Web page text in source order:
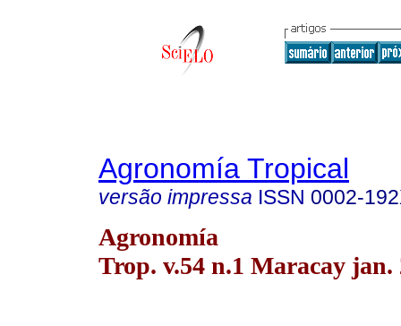
Agronomía Tropical
versão impressa ISSN 0002-
Agronomía
Trop. v.54 n.1 Maracay jan.